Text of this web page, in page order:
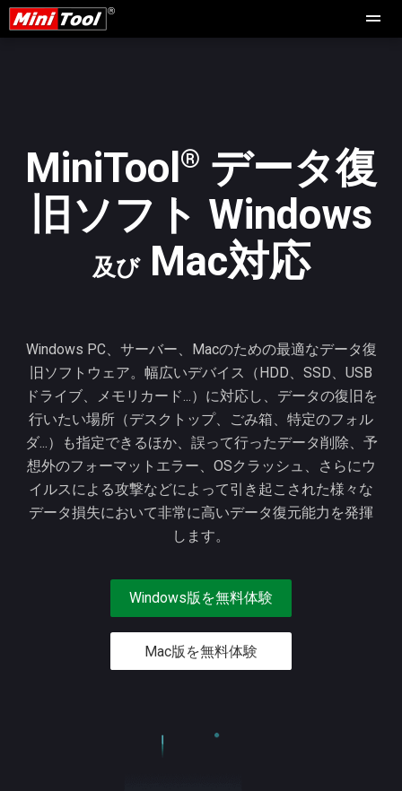
MiniTool ® データ復
旧ソフト Windows
及びMac対応
Windows PC、サーバー、Macのための最適なデータ復
旧ソフトウェア。幅広いデバイス（HDD、SSD、USB
ドライブ、メモリカード...）に対応し、データの復旧を
行いたい場所（デスクトップ、ごみ箱、特定のフォル
ダ...）も指定できるほか、誤って行ったデータ削除、予
想外のフォーマットエラー、OSクラッシュ、さらにウ
イルスによる攻撃などによって引き起こされた様々な
データ損失において非常に高いデータ復元能力を発揮
します。
Windows版を無料体験
Mac版を無料体験